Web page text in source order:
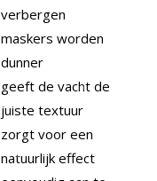
verbergen
maskers worden
dunner
geeft de vacht de
juiste textuur
zorgt voor een
natuurlijk effect